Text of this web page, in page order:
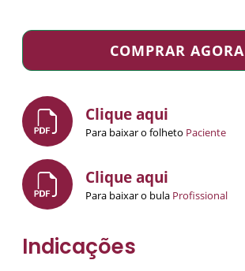
COMPRAR AGORA
Clique aqui
Para baixar o folheto Paciente
Clique aqui
Para baixar o bula Profissional
Indicações